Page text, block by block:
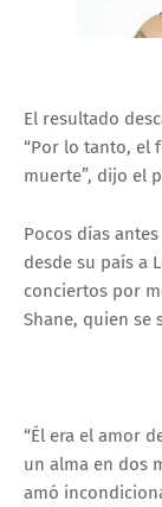
El resultado
“Por lo tanto, el
muerte”, dijo el
Pocos días
desde su país a
conciertos por
Shane, quien se
“Él era el amor
un alma en dos
amó